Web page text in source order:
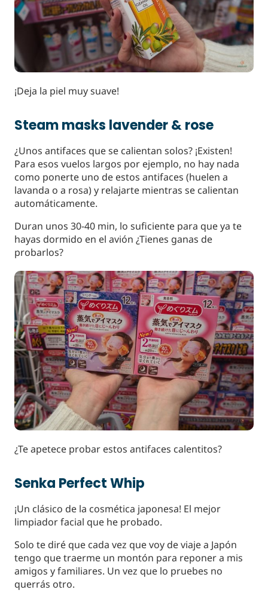
¡Deja la piel muy suave!
Steam masks lavender & rose
¿Unos antifaces que se calientan solos? ¡Existen!
Para esos vuelos largos por ejemplo, no hay nada
como ponerte uno de estos antifaces (huelen a
lavanda o a rosa) y relajarte mientras se calientan
automáticamente.
Duran unos 30-40 min, lo suficiente para que ya te
hayas dormido en el avión ¿Tienes ganas de
probarlos?
¿Te apetece probar estos antifaces calentitos?
Senka Perfect Whip
¡Un clásico de la cosmética japonesa! El mejor
limpiador facial que he probado.
Solo te diré que cada vez que voy de viaje a Japón
tengo que traerme un montón para reponer a mis
amigos y familiares. Un vez que lo pruebes no
querrás otro.